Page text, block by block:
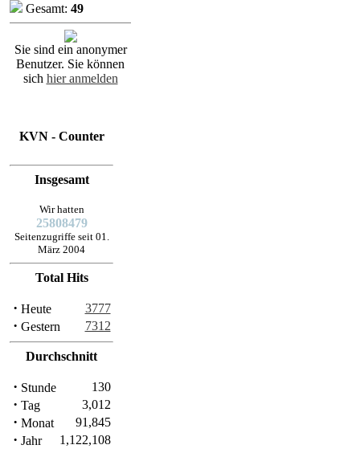
Gesamt: 49
Sie sind ein anonymer
Benutzer. Sie können
sich hier anmelden
KVN - Counter
Insgesamt
Wir hatten
25808479
Seitenzugriffe seit 01.
März 2004
Total Hits
· Heute 3777
· Gestern 7312
Durchschnitt
· Stunde 130
· Tag 3,012
· Monat 91,845
· Jahr 1,122,108